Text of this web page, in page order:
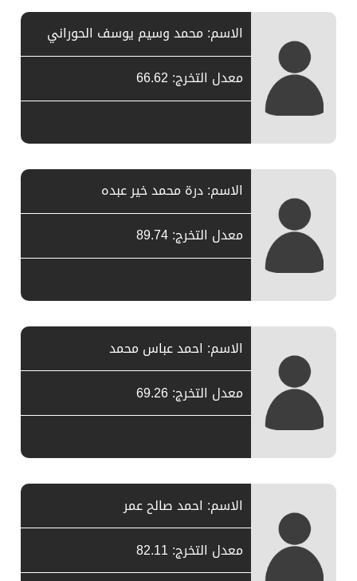
الاسم: محمد وسيم يوسف الحوراني
معدل التخرج: 66.62
الاسم: درة محمد خير عبده
معدل التخرج: 89.74
الاسم: احمد عباس محمد
معدل التخرج: 69.26
الاسم: احمد صالح عمر
معدل التخرج: 82.11